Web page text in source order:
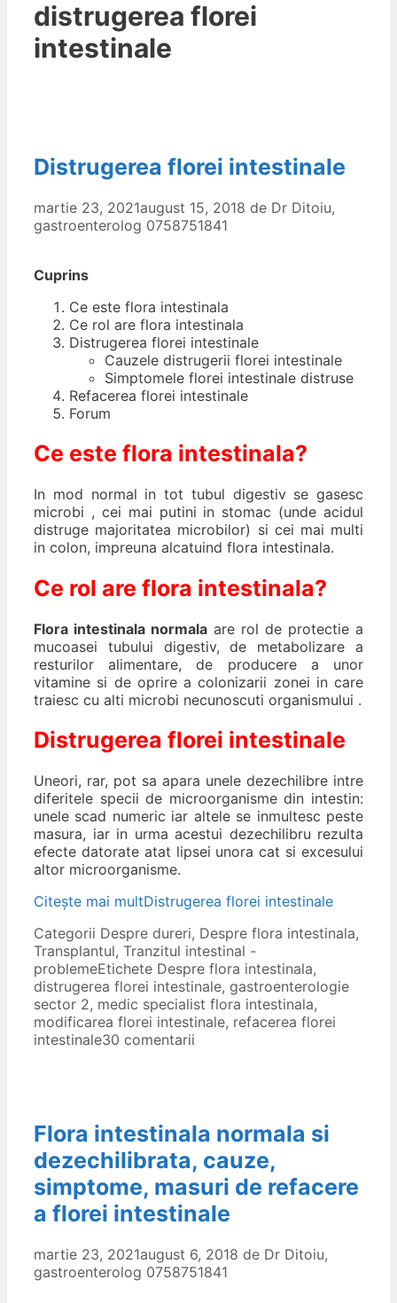
distrugerea florei
intestinale
Distrugerea florei intestinale
martie 23, 2021august 15, 2018 de Dr Ditoiu,
gastroenterolog 0758751841
Cuprins
Ce este flora intestinala
Ce rol are flora intestinala
Distrugerea florei intestinale
Cauzele distrugerii florei intestinale
Simptomele florei intestinale distruse
Refacerea florei intestinale
Forum
Ce este flora intestinala?
In mod normal in tot tubul digestiv se gasesc
microbi , cei mai putini in stomac (unde acidul
distruge majoritatea microbilor) si cei mai multi
in colon, impreuna alcatuind flora intestinala.
Ce rol are flora intestinala?
Flora intestinala normala are rol de protectie a
mucoasei tubului digestiv, de metabolizare a
resturilor alimentare, de producere a unor
vitamine si de oprire a colonizarii zonei in care
traiesc cu alti microbi necunoscuti organismului .
Distrugerea florei intestinale
Uneori, rar, pot sa apara unele dezechilibre intre
diferitele specii de microorganisme din intestin:
unele scad numeric iar altele se inmultesc peste
masura, iar in urma acestui dezechilibru rezulta
efecte datorate atat lipsei unora cat si excesului
altor microorganisme.
Citește mai multDistrugerea florei intestinale
Categorii Despre dureri, Despre flora intestinala,
Transplantul, Tranzitul intestinal -
problemeEtichete Despre flora intestinala,
distrugerea florei intestinale, gastroenterologie
sector 2, medic specialist flora intestinala,
modificarea florei intestinale, refacerea florei
intestinale30 comentarii
Flora intestinala normala si
dezechilibrata, cauze,
simptome, masuri de refacere
a florei intestinale
martie 23, 2021august 6, 2018 de Dr Ditoiu,
gastroenterolog 0758751841